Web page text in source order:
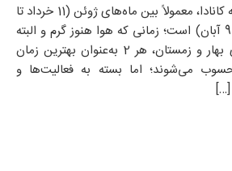
بهترین زمان برای سفر به کانادا، معمولاً بین ماه‌های ژوئن (11 خرداد تا
9 تیر) و اکتبر (9 مهر تا 9 آبان) است؛ زمانی که هوا هنوز گرم و البته
دل‌پذیر است. فصل‌های بهار و زمستان، هر 2 به‌عنوان بهترین زمان
می‌شوند؛ اما بسته به فعالیت‌ها و